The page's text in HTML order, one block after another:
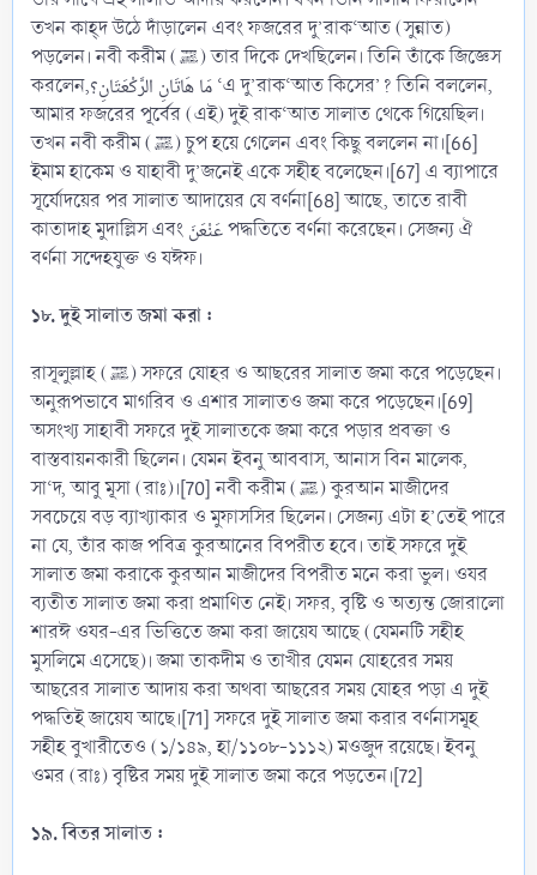
তখন কাহ্দ উঠে দাঁড়ালেন এবং ফজরের দু’রাক‘আত (সুন্নাত)
পড়লেন। নবী করীম (ﷺ) তার দিকে দেখছিলেন। তিনি তাঁকে জিজ্ঞেস
করলেন,مَا هَاتَانِ الرَّكْعَتَانِ؟ ‘এ দু’রাক‘আত কিসের’? তিনি বললেন,
আমার ফজরের পূর্বের (এই) দুই রাক‘আত সালাত থেকে গিয়েছিল।
তখন নবী করীম (ﷺ) চুপ হয়ে গেলেন এবং কিছু বললেন না।[66]
ইমাম হাকেম ও যাহাবী দু’জনেই একে সহীহ বলেছেন।[67] এ ব্যাপারে
সূর্যোদয়ের পর সালাত আদায়ের যে বর্ণনা[68] আছে, তাতে রাবী
কাতাদাহ মুদাল্লিস এবং عَنْعَنَ পদ্ধতিতে বর্ণনা করেছেন। সেজন্য ঐ
বর্ণনা সন্দেহযুক্ত ও যঈফ।
১৮. দুই সালাত জমা করা :
রাসূলুল্লাহ (ﷺ) সফরে যোহর ও আছরের সালাত জমা করে পড়েছেন।
অনুরূপভাবে মাগরিব ও এশার সালাতও জমা করে পড়েছেন।[69]
অসংখ্য সাহাবী সফরে দুই সালাতকে জমা করে পড়ার প্রবক্তা ও
বাস্তবায়নকারী ছিলেন। যেমন ইবনু আববাস, আনাস বিন মালেক,
সা‘দ, আবু মূসা (রাঃ)।[70] নবী করীম (ﷺ) কুরআন মাজীদের
সবচেয়ে বড় ব্যাখ্যাকার ও মুফাসসির ছিলেন। সেজন্য এটা হ’তেই পারে
না যে, তাঁর কাজ পবিত্র কুরআনের বিপরীত হবে। তাই সফরে দুই
সালাত জমা করাকে কুরআন মাজীদের বিপরীত মনে করা ভুল। ওযর
ব্যতীত সালাত জমা করা প্রমাণিত নেই। সফর, বৃষ্টি ও অত্যন্ত জোরালো
শারঈ ওযর-এর ভিত্তিতে জমা করা জায়েয আছে (যেমনটি সহীহ
মুসলিমে এসেছে)। জমা তাকদীম ও তাখীর যেমন যোহরের সময়
আছরের সালাত আদায় করা অথবা আছরের সময় যোহর পড়া এ দুই
পদ্ধতিই জায়েয আছে।[71] সফরে দুই সালাত জমা করার বর্ণনাসমূহ
সহীহ বুখারীতেও (১/১৪৯, হা/১১০৮-১১১২) মওজুদ রয়েছে। ইবনু
ওমর (রাঃ) বৃষ্টির সময় দুই সালাত জমা করে পড়তেন।[72]
১৯. বিতর সালাত :